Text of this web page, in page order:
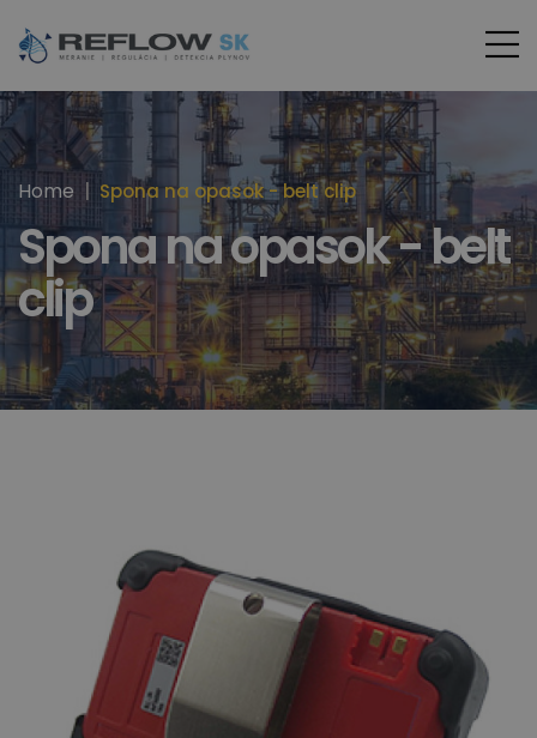
Home Spona na opasok - belt clip
Spona na opasok - belt
clip